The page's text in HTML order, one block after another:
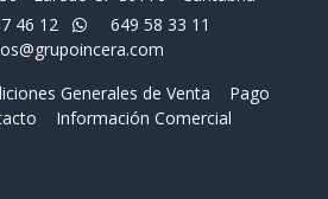
46 12
649 58 33 11
Generales de Venta
Pago
Información Comercial